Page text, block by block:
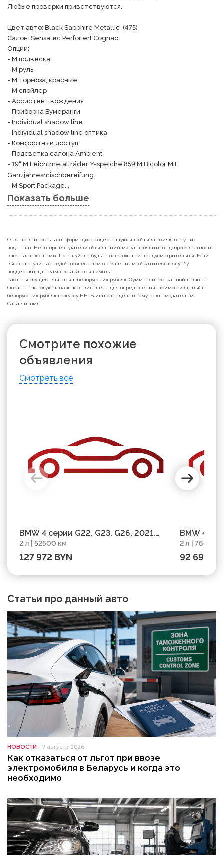
Любые проверки приветствуются.
Цвет авто: Black Sapphire Metallic  (475)
Салон: Sensatec Perforiert Cognac
Опции:
- М подвеска
- М руль
- M тормоза, красные
- M спойлер
- Ассистент вождения
- Приборка Бумеранги
- Individual shadow line
- Individual shadow line оптика
- Комфортный доступ
- Подсветка салона Ambient
- 19“ M Leichtmetallräder Y-speiche 859 M Bicolor Mit
Ganzjahresmischbereifung
- M Sport Package...
Показать больше
Ответственность за информацию, содержащуюся в объявлениях, несут их
податели. Некоторые податели объявлений могут проявить недобросовестность
в контактах с вами. Пожалуйста, будьте осторожны и предусмотрительны. Если
вы столкнулись с недобросовестным отношением, обратитесь в службу
поддержки, где вам постараются помочь.
Расчёты осуществляются в белорусских рублях. Сумма в иностранной валюте
(после знака ≈) указана как эквивалент для определения стоимости (цены) в
белорусских рублях по курсу НБРБ или определённому рекламодателем
(заказчиком).
Смотрите похожие
объявления
Смотреть все
BMW 4 серии G22, G23, G26, 2021,
пробег 52500 км
2 л | 52500 км
127 972 BYN
BMW 4
2 л | 76000
92 690
Статьи про данный авто
НОВОСТИ 7 августа 2026
Как отказаться от льгот при ввозе
электромобиля в Беларусь и когда это
необходимо